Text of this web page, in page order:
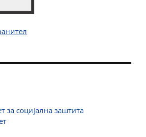
за социјална заштита